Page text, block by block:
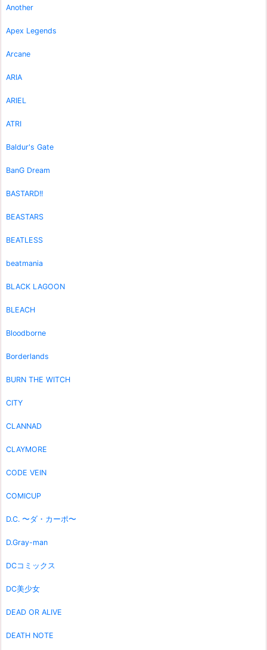
Another
Apex Legends
Arcane
ARIA
ARIEL
ATRI
Baldur's Gate
BanG Dream
BASTARD!!
BEASTARS
BEATLESS
beatmania
BLACK LAGOON
BLEACH
Bloodborne
Borderlands
BURN THE WITCH
CITY
CLANNAD
CLAYMORE
CODE VEIN
COMICUP
D.C. 〜ダ・カーポ〜
D.Gray-man
DCコミックス
DC美少女
DEAD OR ALIVE
DEATH NOTE